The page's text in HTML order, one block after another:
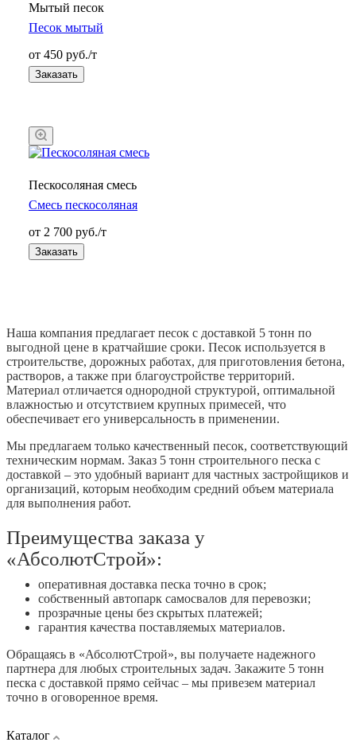
Мытый песок
Песок мытый
от 450 руб./т
Заказать
Пескосоляная смесь
Смесь пескосоляная
от 2 700 руб./т
Заказать
Наша компания предлагает песок с доставкой 5 тонн по
выгодной цене в кратчайшие сроки. Песок используется в
строительстве, дорожных работах, для приготовления бетона,
растворов, а также при благоустройстве территорий.
Материал отличается однородной структурой, оптимальной
влажностью и отсутствием крупных примесей, что
обеспечивает его универсальность в применении.
Мы предлагаем только качественный песок, соответствующий
техническим нормам. Заказ 5 тонн строительного песка с
доставкой – это удобный вариант для частных застройщиков и
организаций, которым необходим средний объем материала
для выполнения работ.
Преимущества заказа у
«АбсолютСтрой»:
оперативная доставка песка точно в срок;
собственный автопарк самосвалов для перевозки;
прозрачные цены без скрытых платежей;
гарантия качества поставляемых материалов.
Обращаясь в «АбсолютСтрой», вы получаете надежного
партнера для любых строительных задач. Закажите 5 тонн
песка с доставкой прямо сейчас – мы привезем материал
точно в оговоренное время.
Каталог